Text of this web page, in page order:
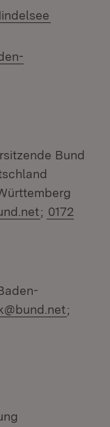
Bund
; 0172
;